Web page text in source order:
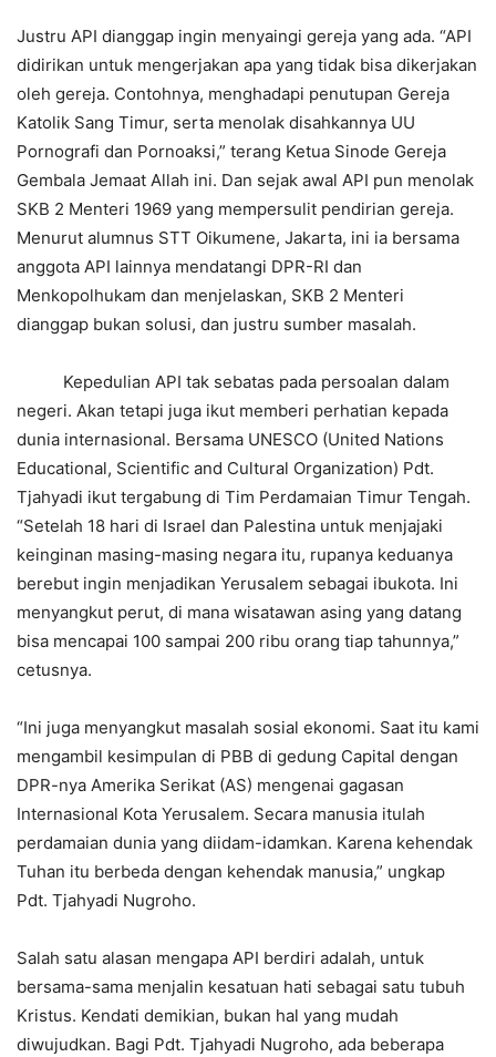
Justru API dianggap ingin menyaingi gereja yang ada. “API
didirikan untuk mengerjakan apa yang tidak bisa dikerjakan
oleh gereja. Contohnya, menghadapi penutupan Gereja
Katolik Sang Timur, serta menolak disahkannya UU
Pornografi dan Pornoaksi,” terang Ketua Sinode Gereja
Gembala Jemaat Allah ini. Dan sejak awal API pun menolak
SKB 2 Menteri 1969 yang mempersulit pendirian gereja.
Menurut alumnus STT Oikumene, Jakarta, ini ia bersama
anggota API lainnya mendatangi DPR-RI dan
Menkopolhukam dan menjelaskan, SKB 2 Menteri
dianggap bukan solusi, dan justru sumber masalah.
Kepedulian API tak sebatas pada persoalan dalam
negeri. Akan tetapi juga ikut memberi perhatian kepada
dunia internasional. Bersama UNESCO (United Nations
Educational, Scientific and Cultural Organization) Pdt.
Tjahyadi ikut tergabung di Tim Perdamaian Timur Tengah.
“Setelah 18 hari di Israel dan Palestina untuk menjajaki
keinginan masing-masing negara itu, rupanya keduanya
berebut ingin menjadikan Yerusalem sebagai ibukota. Ini
menyangkut perut, di mana wisatawan asing yang datang
bisa mencapai 100 sampai 200 ribu orang tiap tahunnya,”
cetusnya.
“Ini juga menyangkut masalah sosial ekonomi. Saat itu kami
mengambil kesimpulan di PBB di gedung Capital dengan
DPR-nya Amerika Serikat (AS) mengenai gagasan
Internasional Kota Yerusalem. Secara manusia itulah
perdamaian dunia yang diidam-idamkan. Karena kehendak
Tuhan itu berbeda dengan kehendak manusia,” ungkap
Pdt. Tjahyadi Nugroho.
Salah satu alasan mengapa API berdiri adalah, untuk
bersama-sama menjalin kesatuan hati sebagai satu tubuh
Kristus. Kendati demikian, bukan hal yang mudah
diwujudkan. Bagi Pdt. Tjahyadi Nugroho, ada beberapa